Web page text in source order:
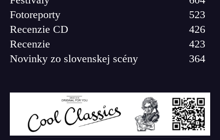
Fotoreporty
523
Recenzie CD
426
Recenzie
423
Novinky zo slovenskej scény
364